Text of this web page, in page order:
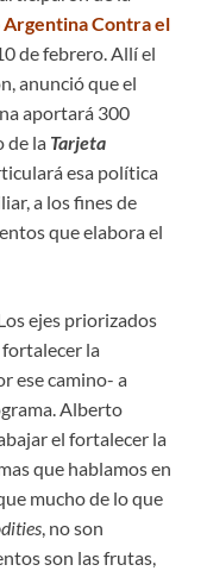
Argentina Contra el
de febrero. Allí el
anunció que el
aportará 300
de la Tarjeta
esa política
a los fines de
que elabora el
ejes priorizados
la
ese camino- a
Alberto
el fortalecer la
que hablamos en
mucho de lo que
, no son
son las frutas,